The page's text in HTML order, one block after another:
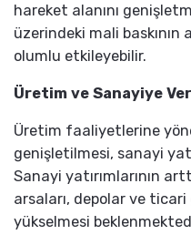
hareket alanını
üzerindeki mali baskının
olumlu etkileyebilir.
Üretim ve Sanayiye
Üretim faaliyetlerine
genişletilmesi, sanayi
Sanayi yatırımlarının
arsaları, depolar ve
yükselmesi